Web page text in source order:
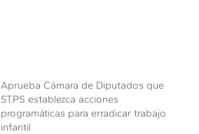
Aprueba Cámara de Diputados que
STPS establezca acciones
programáticas para erradicar trabajo
infantil